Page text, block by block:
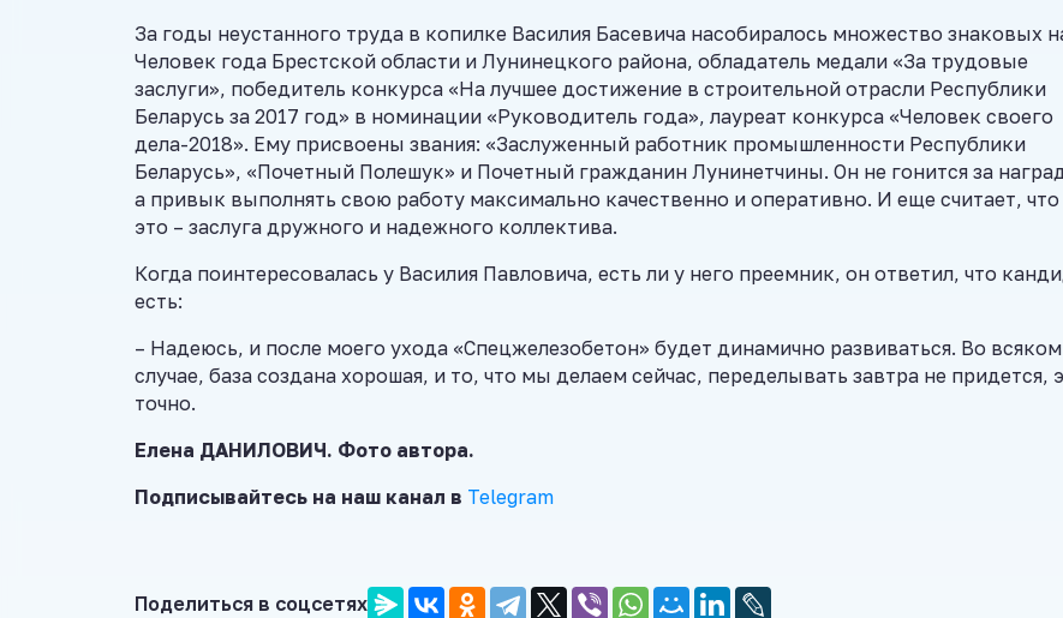
За годы неустанного труда в копилке Василия Басевича насобиралось множество знаковых
Человек года Брестской области и Лунинецкого района, обладатель медали «За трудовые
заслуги», победитель конкурса «На лучшее достижение в строительной отрасли Республики
Беларусь за 2017 год» в номинации «Руководитель года», лауреат конкурса «Человек своего
дела-2018». Ему присвоены звания: «Заслуженный работник промышленности Республики
Беларусь», «Почетный Полешук» и Почетный гражданин Лунинетчины. Он не гонится за
а привык выполнять свою работу максимально качественно и оперативно. И еще считает, что
это – заслуга дружного и надежного коллектива.
Когда поинтересовалась у Василия Павловича, есть ли у него преемник, он ответил, что
есть:
– Надеюсь, и после моего ухода «Спецжелезобетон» будет динамично развиваться. Во всяком
случае, база создана хорошая, и то, что мы делаем сейчас, переделывать завтра не придется,
точно.
Елена ДАНИЛОВИЧ. Фото автора.
Подписывайтесь на наш канал в Telegram
Поделиться в соцсетях